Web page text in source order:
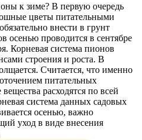
к зиме? В первую очередь
цветы питательными
внести в грунт
осенью проводится в сентябре
Корневая система пионов
строения и роста. В
Считается, что именно
питательных
расходятся по всей
система данных садовых
осенью, важно
уход в виде внесения